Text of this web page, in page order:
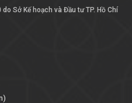
Sở Kế hoạch và Đầu tư TP. Hồ Chí